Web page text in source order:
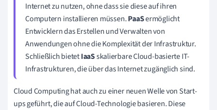
Internet zu nutzen, ohne dass sie diese auf ihren
Computern installieren müssen.PaaSermöglicht
Entwicklern das Erstellen und Verwalten von
Anwendungen ohne die Komplexität der Infrastruktur.
Schließlich bietetIaaSskalierbare Cloud-basierte IT-
Infrastrukturen, die über das Internet zugänglich sind.
Cloud Computing hat auch zu einer neuen Welle von Start-
ups geführt, die auf Cloud-Technologie basieren. Diese